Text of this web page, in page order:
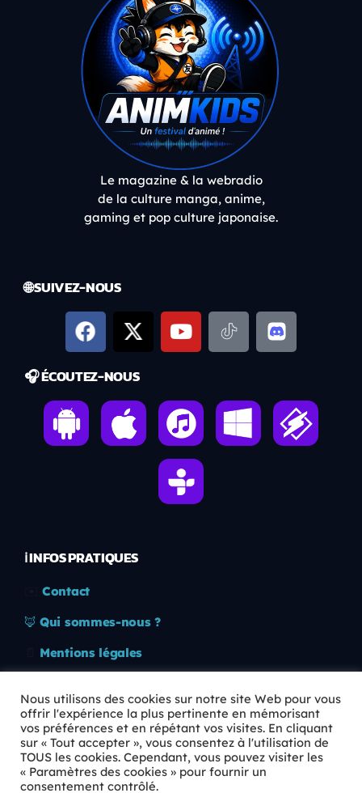
Le magazine & la webradio
de la culture manga, anime,
gaming et pop culture japonaise.
🌐 SUIVEZ-NOUS
🎧 ÉCOUTEZ-NOUS
ℹ️ INFOS PRATIQUES
Contact
🦊 Qui sommes-nous ?
Mentions légales
🛡️ RGPD
Copyright © 2026 Animkids. Tous droits réservés.
Nous utilisons des cookies sur notre site Web pour vous
offrir l'expérience la plus pertinente en mémorisant
vos préférences et en répétant vos visites. En cliquant
sur « Tout accepter », vous consentez à l'utilisation de
TOUS les cookies. Cependant, vous pouvez visiter les
« Paramètres des cookies » pour fournir un
consentement contrôlé.